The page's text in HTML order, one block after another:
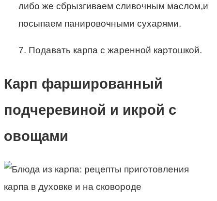
либо же сбрызгиваем сливочным маслом,и
посыпаем панировочными сухарями.
7. Подавать карпа с жаренной картошкой.
Карп фаршированный
подчеревиной и икрой с
овощами